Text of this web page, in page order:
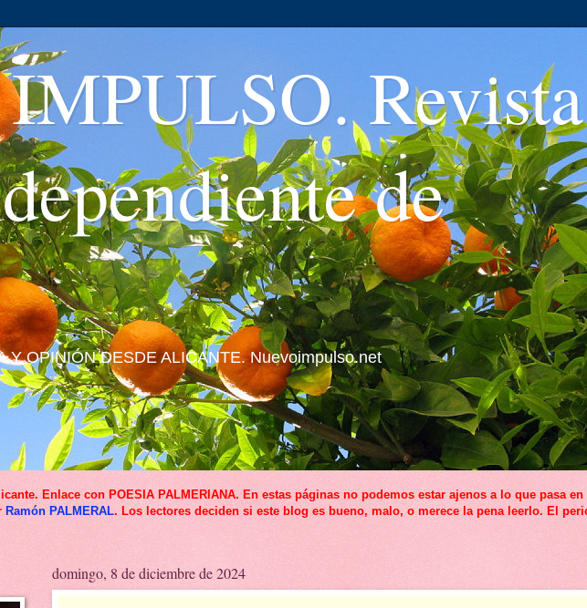
Revista
de
Y OPINIÓN DESDE ALICANTE. Nuevoimpulso.net
Enlace con POESIA PALMERIANA. En estas páginas no podemos estar ajenos a lo que pasa en
Ramón PALMERAL. Los lectores deciden si este blog es bueno, malo, o merece la pena leerlo. El
domingo, 8 de diciembre de 2024